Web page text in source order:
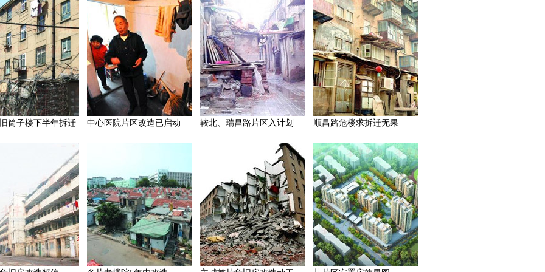
筒子楼下半年拆迁 中心医院片区改造已启动 鞍北、瑞昌路片区入计划 顺昌路危楼求拆迁无果